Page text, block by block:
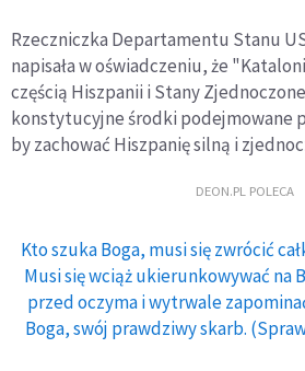
Rzeczniczka Departamentu Stanu
napisała w oświadczeniu, że
częścią Hiszpanii i Stany
konstytucyjne środki podejmowane
by zachować Hiszpanię silną i
DEON.PL POLECA
Kto szuka Boga, musi się zwrócić
Musi się wciąż ukierunkowywać na
przed oczyma i wytrwale
Boga, swój prawdziwy skarb.